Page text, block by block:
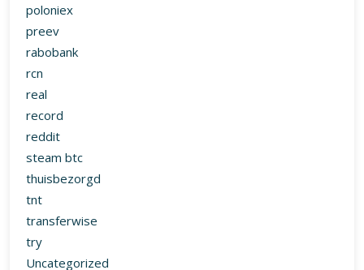
poloniex
preev
rabobank
rcn
real
record
reddit
steam btc
thuisbezorgd
tnt
transferwise
try
Uncategorized